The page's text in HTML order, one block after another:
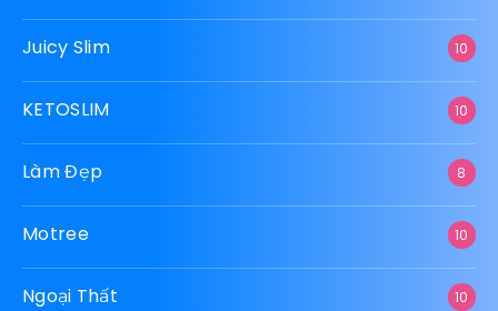
Juicy Slim 10
KETOSLIM 10
Làm Đẹp 8
Motree 10
Ngoại Thất 10